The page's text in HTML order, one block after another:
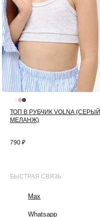
ТОП В РУБЧИК VOLNA (СЕРЫЙ
МЕЛАНЖ)
790 ₽
БЫСТРАЯ СВЯЗЬ
Max
Whatsapp